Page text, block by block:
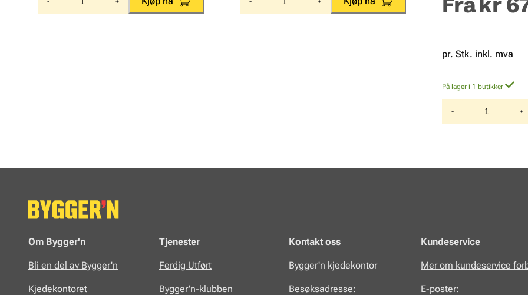
pr. Stk. inkl. mva
På lager i 1 butikker
- +
Om Bygger'n
Bli en del av Bygger'n
Kjedekontoret
Tjenester
Ferdig Utført
Bygger'n-klubben
Kontakt oss
Bygger'n kjedekontor
Besøksadresse:
Kundeservice
Mer om kundeservice
E-poster: